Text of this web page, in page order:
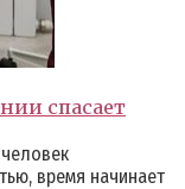
спасает
время начинает